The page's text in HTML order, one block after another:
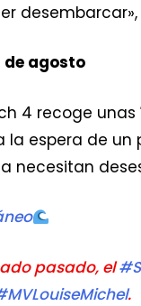
de agosto
4 recoge unas
la espera de un
necesitan
pasado, el
.